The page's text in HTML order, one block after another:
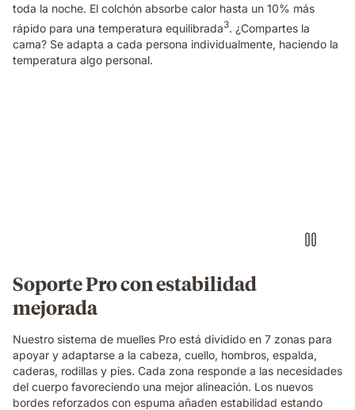
toda la noche. El colchón absorbe calor hasta un 10% más
rápido para una temperatura equilibrada3. ¿Compartes la
cama? Se adapta a cada persona individualmente, haciendo la
temperatura algo personal.
Soporte Pro con estabilidad
mejorada
Nuestro sistema de muelles Pro está dividido en 7 zonas para
apoyar y adaptarse a la cabeza, cuello, hombros, espalda,
caderas, rodillas y pies. Cada zona responde a las necesidades
del cuerpo favoreciendo una mejor alineación. Los nuevos
bordes reforzados con espuma añaden estabilidad estando